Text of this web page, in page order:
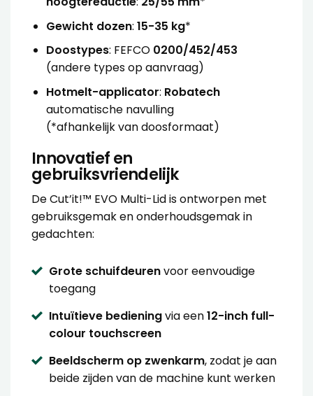
Gewicht dozen: 15-35 kg*
Doostypes: FEFCO 0200/452/453
(andere types op aanvraag)
Hotmelt-applicator: Robatech
automatische navulling
(*afhankelijk van doosformaat)
Innovatief en
gebruiksvriendelijk
De Cut’it!™ EVO Multi-Lid is ontworpen met
gebruiksgemak en onderhoudsgemak in
gedachten:
Grote schuifdeurenvoor eenvoudige
toegang
Intuïtieve bedieningvia een12-inch full-
colour touchscreen
Beeldscherm op zwenkarm, zodat je aan
beide zijden van de machine kunt werken